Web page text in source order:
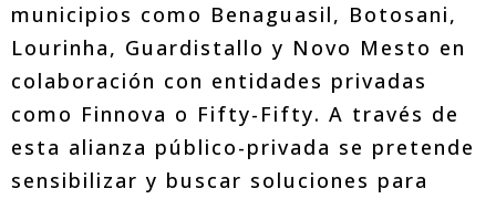
municipios como Benaguasil, Botosani,
Lourinha, Guardistallo y Novo Mesto en
colaboración con entidades privadas
como Finnova o Fifty-Fifty. A través de
esta alianza público-privada se pretende
sensibilizar y buscar soluciones para